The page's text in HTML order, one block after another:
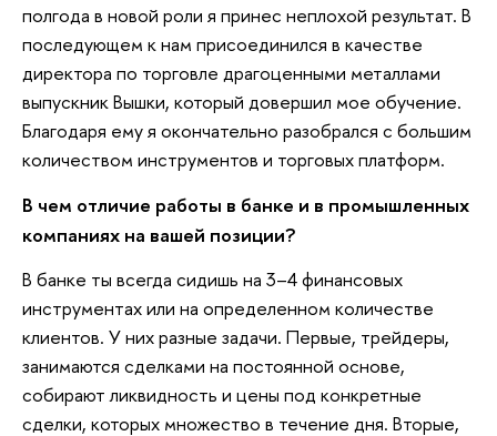
полгода в новой роли я принес неплохой результат. В
последующем к нам присоединился в качестве
директора по торговле драгоценными металлами
выпускник Вышки, который довершил мое обучение.
Благодаря ему я окончательно разобрался с большим
количеством инструментов и торговых платформ.
В чем отличие работы в банке и в промышленных
компаниях на вашей позиции?
В банке ты всегда сидишь на 3–4 финансовых
инструментах или на определенном количестве
клиентов. У них разные задачи. Первые, трейдеры,
занимаются сделками на постоянной основе,
собирают ликвидность и цены под конкретные
сделки, которых множество в течение дня. Вторые,